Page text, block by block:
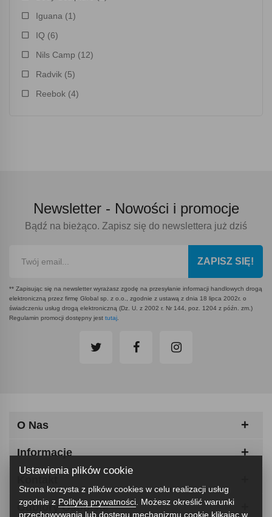
Iguana (1)
IQ (6)
Nils Camp (12)
Radvik (5)
Reebok (4)
Newsletter - Nowości i promocje
Bądź na bieżąco. Zapisz się do newslettera już dziś
ZAPISZ SIĘ!
** Zapisując się na newsletter wyrażasz zgodę na przesyłanie informacji handlowych drogą
elektroniczną przez firmę Global sp. z o.o., zgodnie z ustawą z dnia 18 lipca 2002r. o
świadczeniu usług drogą elektroniczną (Dz. U. z 2002 r. Nr 144, poz. 1204 z późn. zm.)
Regulamin promocji dostępny jest tutaj.
O Nas
Informacje
Odbiory Osobiste
Ustawienia plików cookie
Strona korzysta z plików cookies w celu realizacji usług
zgodnie z Polityką prywatności . Możesz określić warunki
przechowywania lub dostępu mechanizmu cookie klikając w